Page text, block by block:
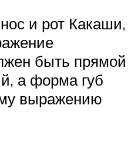
и рот Какаши,
быть прямой
а форма губ
выражению